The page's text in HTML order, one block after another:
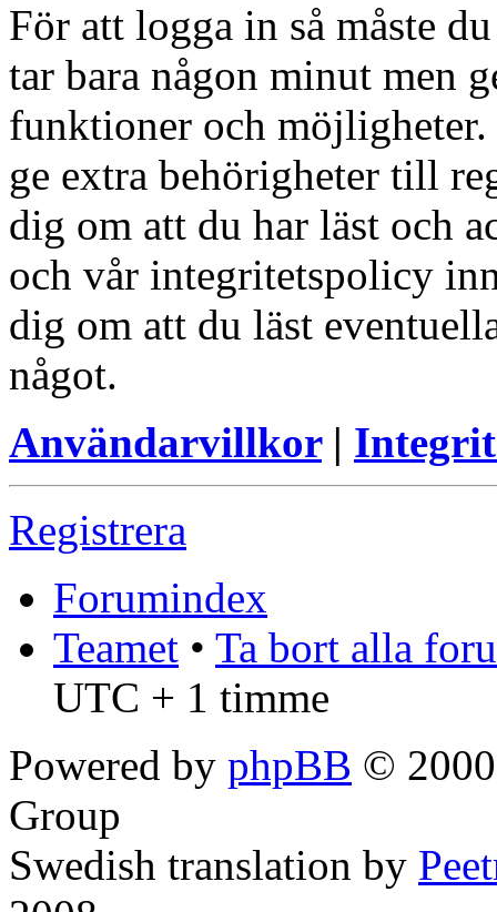
För att logga in så måste
tar bara någon minut men
funktioner och
ge extra behörigheter till
dig om att du har läst och
och vår integritetspolicy
dig om att du läst
något.
Användarvillkor|
Registrera
Forumindex
Teamet • Ta bort alla
UTC + 1 timme
Powered by phpBB ©
Group
Swedish translation by